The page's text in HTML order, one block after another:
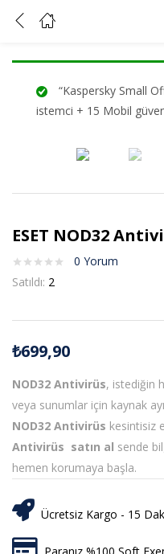
Kullanıcı adınızı ve şifrenizi
“Kaspersky Small
istemci + 15 Mobil
ESET NOD32
0 Yorum
Satıldı: 2
₺699,90
NOD32 Antivirüs, istediğin
veya sunumlar için kaynak
NOD32 Antivirüs kesintisiz
Antivirüs satın al sende
hemen korumaya başla.
Ücretsiz Kargo - 15